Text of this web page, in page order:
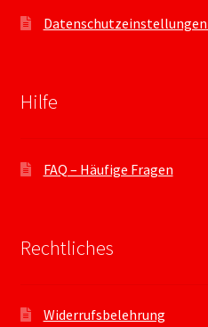
Hilfe
FAQ – Häufige Fragen
Rechtliches
Widerrufsbelehrung